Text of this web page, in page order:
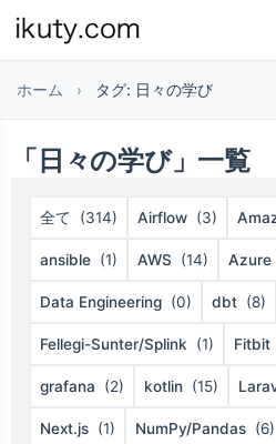
ホーム › タグ: 日々の学び
「日々の学び」一覧
全て (314) Airflow (3)
ansible (1) AWS (14) Azure
Data Engineering (0) dbt (8)
Fellegi-Sunter/Splink (1) Fitbit
grafana (2) kotlin (15)
Next.js (1) NumPy/Pandas (6)